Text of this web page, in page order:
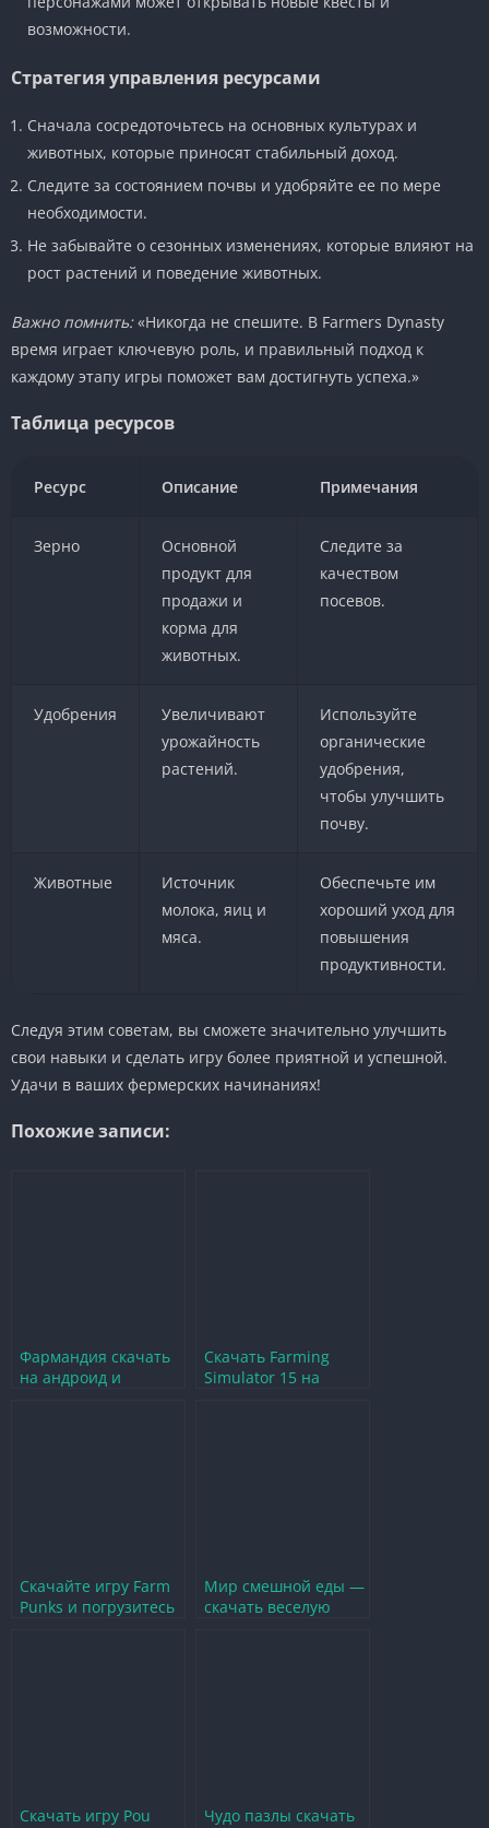
возможности.
Стратегия управления ресурсами
Сначала сосредоточьтесь на основных культурах и
животных, которые приносят стабильный доход.
Следите за состоянием почвы и удобряйте ее по мере
необходимости.
Не забывайте о сезонных изменениях, которые влияют на
рост растений и поведение животных.
Важно помнить:«Никогда не спешите. В Farmers Dynasty
время играет ключевую роль, и правильный подход к
каждому этапу игры поможет вам достигнуть успеха.»
Таблица ресурсов
Ресурс Описание Примечания
Зерно
Основной
продукт для
продажи и
корма для
животных.
Следите за
качеством
посевов.
Удобрения
Увеличивают
урожайность
растений.
Используйте
органические
удобрения,
чтобы улучшить
почву.
Животные
Источник
молока, яиц и
мяса.
Обеспечьте им
хороший уход для
повышения
продуктивности.
Следуя этим советам, вы сможете значительно улучшить
свои навыки и сделать игру более приятной и успешной.
Удачи в ваших фермерских начинаниях!
Похожие записи:
Фармандия скачать
на андроид и
Скачать Farming
Simulator 15 на
Скачайте игру Farm
Punks и погрузитесь
Мир смешной еды —
скачать веселую
Скачать игру Pou
Чудо пазлы скачать